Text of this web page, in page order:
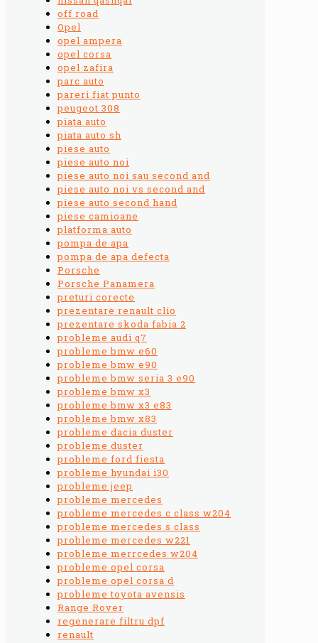
off road
Opel
opel ampera
opel corsa
opel zafira
parc auto
pareri fiat punto
peugeot 308
piata auto
piata auto sh
piese auto
piese auto noi
piese auto noi sau second and
piese auto noi vs second and
piese auto second hand
piese camioane
platforma auto
pompa de apa
pompa de apa defecta
Porsche
Porsche Panamera
preturi corecte
prezentare renault clio
prezentare skoda fabia 2
probleme audi q7
probleme bmw e60
probleme bmw e90
probleme bmw seria 3 e90
probleme bmw x3
probleme bmw x3 e83
probleme bmw x83
probleme dacia duster
probleme duster
probleme ford fiesta
probleme hyundai i30
probleme jeep
probleme mercedes
probleme mercedes c class w204
probleme mercedes s class
probleme mercedes w221
probleme merrcedes w204
probleme opel corsa
probleme opel corsa d
probleme toyota avensis
Range Rover
regenerare filtru dpf
renault